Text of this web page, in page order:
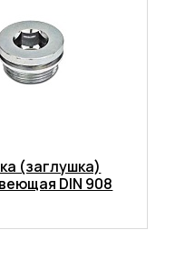
(заглушка)
DIN 908